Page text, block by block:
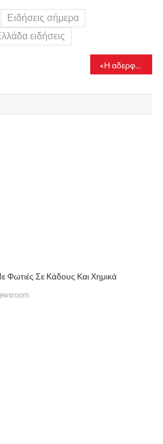
Ειδήσεις σήμερα
ειδήσεις
«Η αδερφή του 39χρονου έχει νοσηλευτεί σε ψυχιατρική κλινική»
Φωτιές Σε Κάδους Και Χημικά